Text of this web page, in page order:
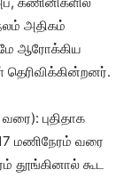
அதிகம்
ஆரோக்கிய
புதிதாக
மணிநேரம் வரை
தூங்கினால் கூட